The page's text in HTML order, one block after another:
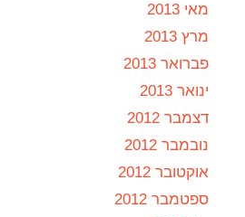
מאי 2013
מרץ 2013
פברואר 2013
ינואר 2013
דצמבר 2012
נובמבר 2012
אוקטובר 2012
ספטמבר 2012